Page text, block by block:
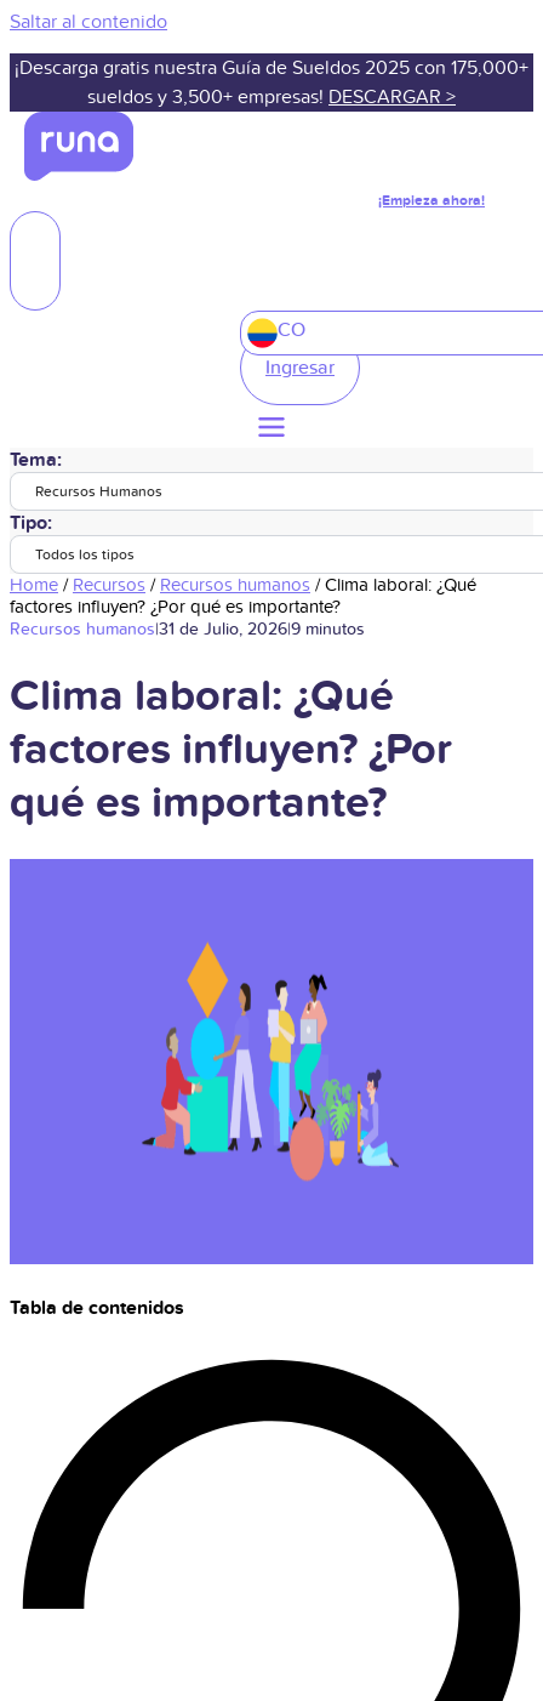
Saltar al contenido
¡Descarga gratis nuestra Guía de Sueldos 2025 con 175,000+
sueldos y 3,500+ empresas! DESCARGAR >
¡Empieza ahora!
CO
Ingresar
Tema:
Recursos Humanos
Tipo:
Todos los tipos
Home / Recursos / Recursos humanos /Clima laboral: ¿Qué
factores influyen? ¿Por qué es importante?
Recursos humanos|31 de Julio, 2026|9 minutos
Clima laboral: ¿Qué
factores influyen? ¿Por
qué es importante?
Tabla de contenidos